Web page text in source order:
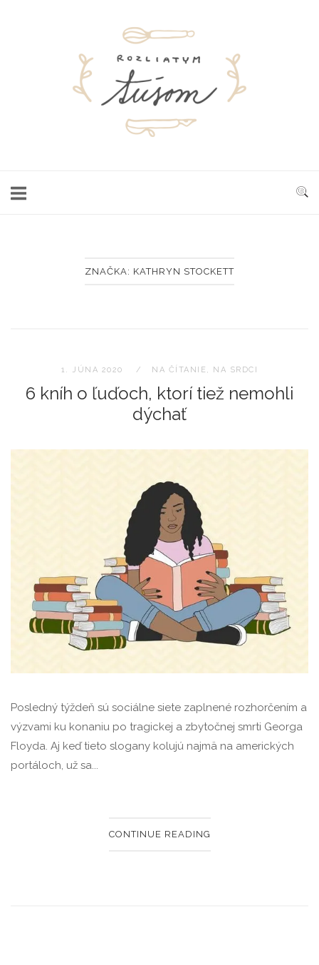
ZNAČKA: KATHRYN STOCKETT
1. JÚNA 2020 NA ČÍTANIE , NA SRDCI
6 kníh o ľuďoch, ktorí tiež nemohli
dýchať
Posledný týždeň sú sociálne siete zaplnené rozhorčením a
výzvami ku konaniu po tragickej a zbytočnej smrti Georga
Floyda. Aj keď tieto slogany kolujú najmä na amerických
portáloch, už sa...
CONTINUE READING